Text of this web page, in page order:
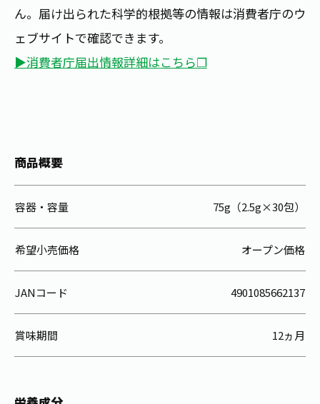
ん。届け出られた科学的根拠等の情報は消費者庁のウ
ェブサイトで確認できます。
▶消費者庁届出情報詳細はこちら❐
商品概要
容器・容量 75g（2.5g×30包）
希望小売価格 オープン価格
JANコード 4901085662137
賞味期間 12ヵ月